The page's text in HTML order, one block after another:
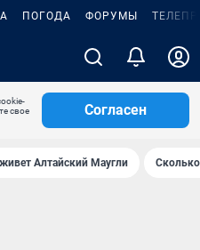
ПОГОДА ФОРУМЫ
свое
Согласен
Алтайский Маугли